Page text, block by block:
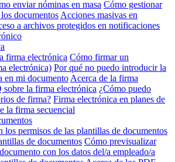
enviar nóminas en masa Cómo gestionar
documentos Acciones masivas en
a archivos protegidos en notificaciones
firma electrónica Cómo firmar un
electrónica) Por qué no puedo introducir la
en mi documento Acerca de la firma
sobre la firma electrónica ¿Cómo puedo
de firma? Firma electrónica en planes de
la firma secuencial
los permisos de las plantillas de documentos
de documentos Cómo previsualizar
con los datos del/a empleado/a